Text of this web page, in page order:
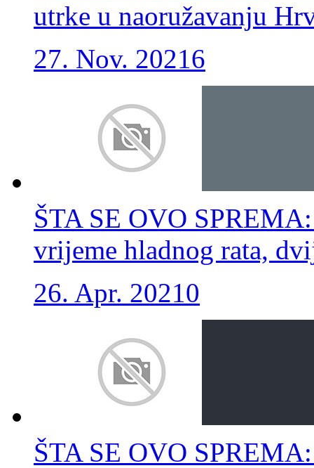
utrke u naoružavanju
27. Nov. 20216
ŠTA SE OVO
vrijeme hladnog rata,
26. Apr. 20210
ŠTA SE OVO